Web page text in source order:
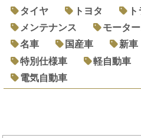
タイヤ
トヨタ
メンテナンス
モータ
名車
国産車 新車
特別仕様車
軽自動車
電気自動車